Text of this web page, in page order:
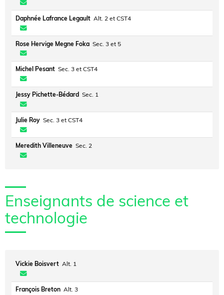
Daphnée Lafrance Legault Alt. 2 et CST4
Rose Hervige Megne Foka Sec. 3 et 5
Michel Pesant Sec. 3 et CST4
Jessy Pichette-Bédard Sec. 1
Julie Roy Sec. 3 et CST4
Meredith Villeneuve Sec. 2
Enseignants de science et
technologie
Vickie Boisvert Alt. 1
François Breton Alt. 3